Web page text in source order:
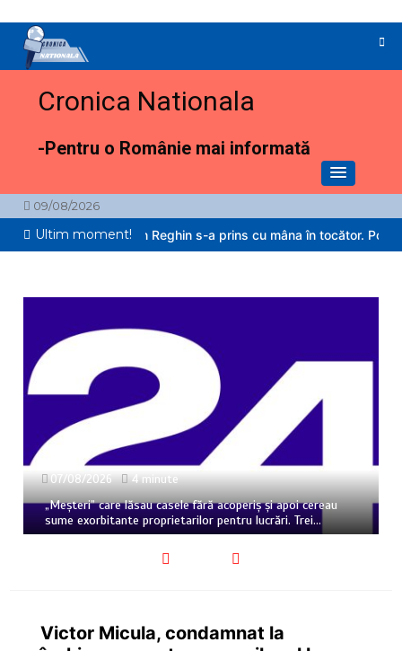
conținut
Cronica Nationala
-Pentru o Românie mai informată
09/08/2026
Ultim moment!
copil de 2 ani din Reghin s-a prins cu mâna în tocător. Pompierii
07/08/2026 4 minute
„Meșteri” care lăsau casele fără acoperiș și apoi cereau
sume exorbitante proprietarilor pentru lucrări. Trei…
Victor Micula, condamnat la